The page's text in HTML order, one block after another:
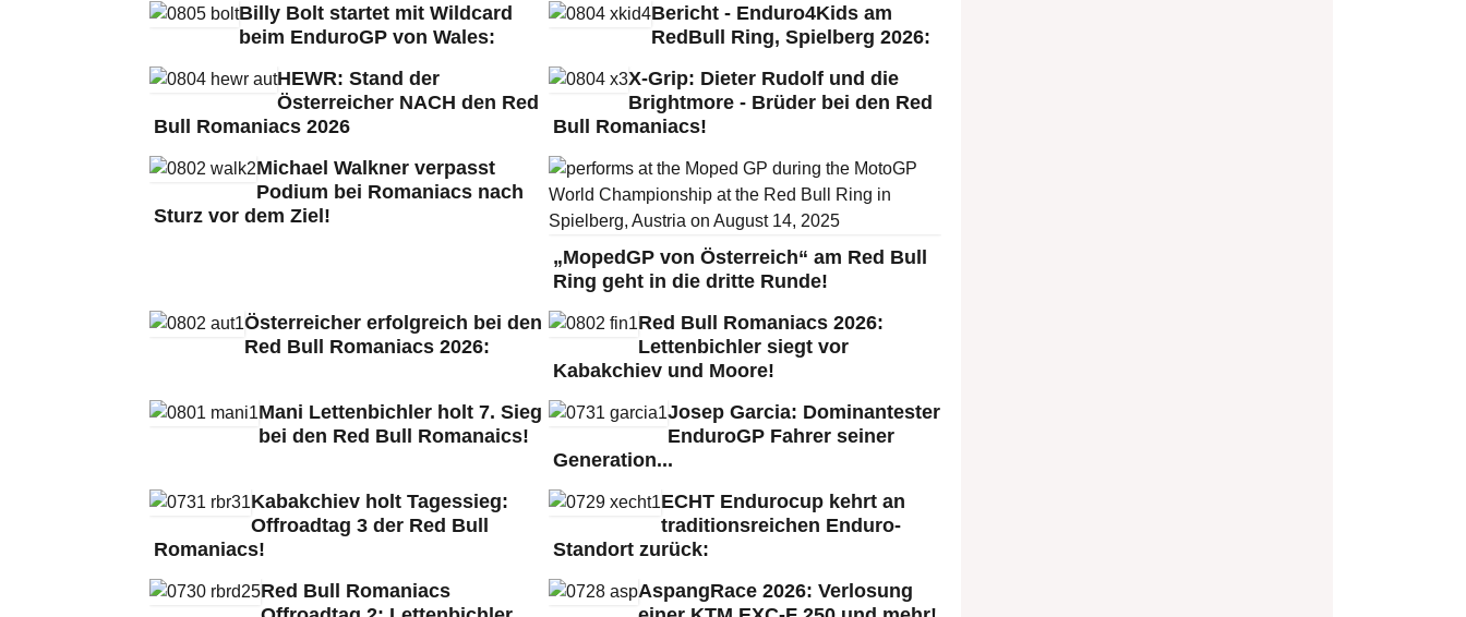
Billy Bolt startet mit Wildcard
beim EnduroGP von Wales:
Bericht - Enduro4Kids am
RedBull Ring, Spielberg 2026:
HEWR: Stand der
Österreicher NACH den Red
Bull Romaniacs 2026
X-Grip: Dieter Rudolf und die
Brightmore - Brüder bei den Red
Bull Romaniacs!
Michael Walkner verpasst
Podium bei Romaniacs nach
Sturz vor dem Ziel!
„MopedGP von Österreich“ am Red Bull
Ring geht in die dritte Runde!
Österreicher erfolgreich bei den
Red Bull Romaniacs 2026:
Red Bull Romaniacs 2026:
Lettenbichler siegt vor
Kabakchiev und Moore!
Mani Lettenbichler holt 7. Sieg
bei den Red Bull Romanaics!
Josep Garcia: Dominantester
EnduroGP Fahrer seiner
Generation...
Kabakchiev holt Tagessieg:
Offroadtag 3 der Red Bull
Romaniacs!
ECHT Endurocup kehrt an
traditionsreichen Enduro-
Standort zurück:
Red Bull Romaniacs
AspangRace 2026: Verlosung